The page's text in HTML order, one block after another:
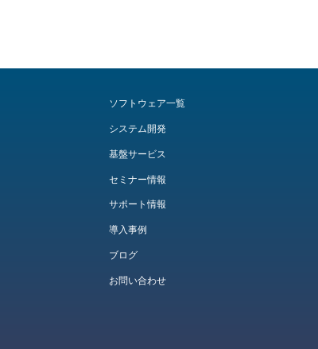
ソフトウェア一覧
システム開発
基盤サービス
セミナー情報
サポート情報
導入事例
ブログ
お問い合わせ